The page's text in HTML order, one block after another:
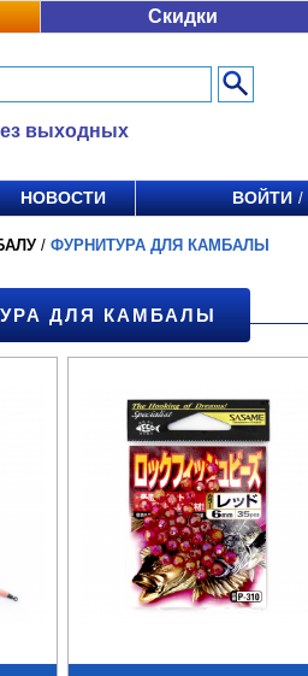
Скидки
выходных
НОВОСТИ ВОЙТИ /
/ ФУРНИТУРА ДЛЯ КАМБАЛЫ
ДЛЯ КАМБАЛЫ